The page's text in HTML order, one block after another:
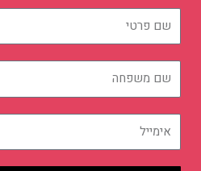
שם
פרטי
שם
אימייל